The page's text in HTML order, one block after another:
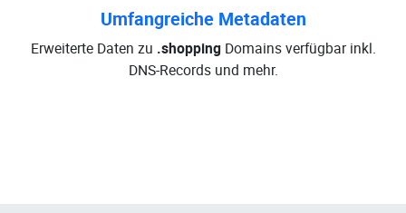
Umfangreiche Metadaten
Erweiterte Daten zu .shoppingDomains verfügbar inkl.
DNS-Records und mehr.